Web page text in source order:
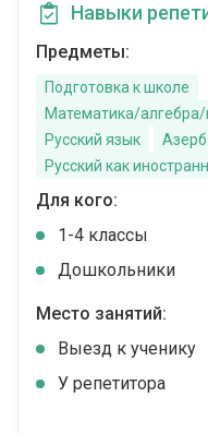
Навыки
Предметы:
Подготовка к школе
Математика/алгебра/
Русский язык
Русский как
Для кого:
1-4 классы
Дошкольники
Место занятий:
Выезд к ученику
У репетитора